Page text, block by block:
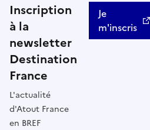
Inscription
à la
newsletter
Destination
France
L'actualité
d'Atout France
en BREF
Je
m'inscris